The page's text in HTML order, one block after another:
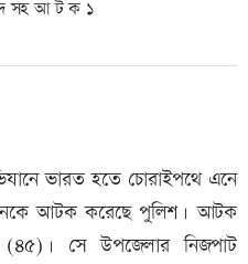
ভারত হতে চোরাইপথে এনে
আটক করেছে পুলিশ। আটক
(৪৫)। সে উপজেলার নিজপাট